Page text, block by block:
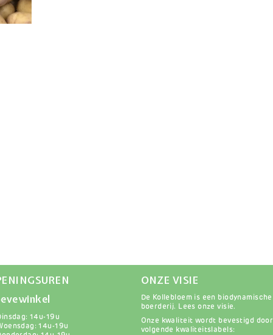
14u-19u
14u-19u
ONZE VISIE
De Kollebloem is een biodynamische
boerderij. Lees onze visie.
Onze kwaliteit wordt bevestigd door
volgende kwaliteitslabels: